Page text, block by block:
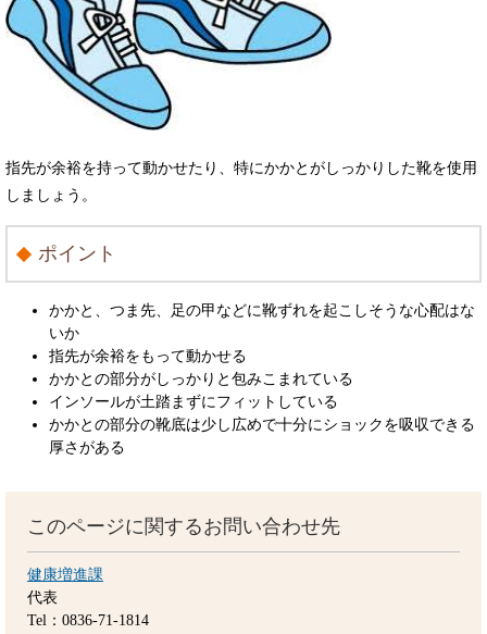
指先が余裕を持って動かせたり、特にかかとがしっかりした靴を使用
しましょう。
ポイント
かかと、つま先、足の甲などに靴ずれを起こしそうな心配はな
いか
指先が余裕をもって動かせる
かかとの部分がしっかりと包みこまれている
インソールが土踏まずにフィットしている
かかとの部分の靴底は少し広めで十分にショックを吸収できる
厚さがある
このページに関するお問い合わせ先
健康増進課
代表
Tel：0836-71-1814